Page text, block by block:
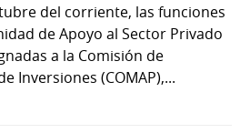
del corriente, las funciones
de Apoyo al Sector Privado
a la Comisión de
Inversiones (COMAP),...